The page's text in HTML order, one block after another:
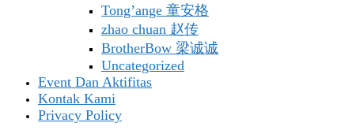
Tong’ange 童安格
zhao chuan 赵传
BrotherBow 梁诚诚
Uncategorized
Event Dan Aktifitas
Kontak Kami
Privacy Policy